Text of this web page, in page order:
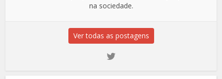
na sociedade.
Ver todas as postagens